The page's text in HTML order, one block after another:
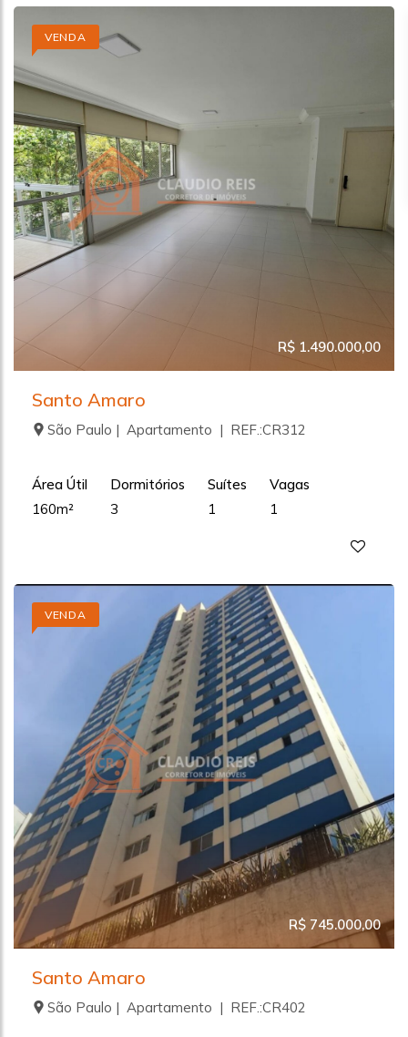
VENDA
R$ 1.490.000,00
Santo Amaro
São Paulo | Apartamento | REF.:CR312
Área Útil
160m²
Dormitórios
3
Suítes
1
Vagas
1
VENDA
R$ 745.000,00
Santo Amaro
São Paulo | Apartamento | REF.:CR402